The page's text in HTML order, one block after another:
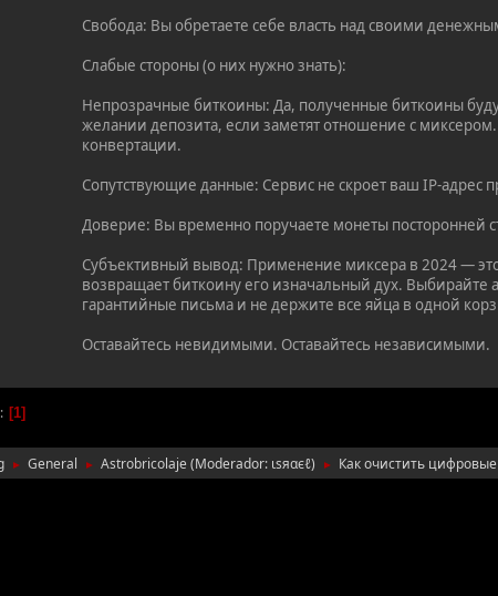
Свобода: Вы обретаете себе власть над своими
Слабые стороны (о них нужно знать):
Непрозрачные биткоины: Да, полученные биткоины
желании депозита, если заметят отношение с
конвертации.
Сопутствующие данные: Сервис не скроет ваш IP-адрес
Доверие: Вы временно поручаете монеты посторонней
Субъективный вывод: Применение миксера в 2024 —
возвращает биткоину его изначальный дух. Выбирайте
гарантийные письма и не держите все яйца в одной
Оставайтесь невидимыми. Оставайтесь независимыми.
1
► General ► Astrobricolaje (Moderador: ιѕяαєℓ) ►
Как очистить